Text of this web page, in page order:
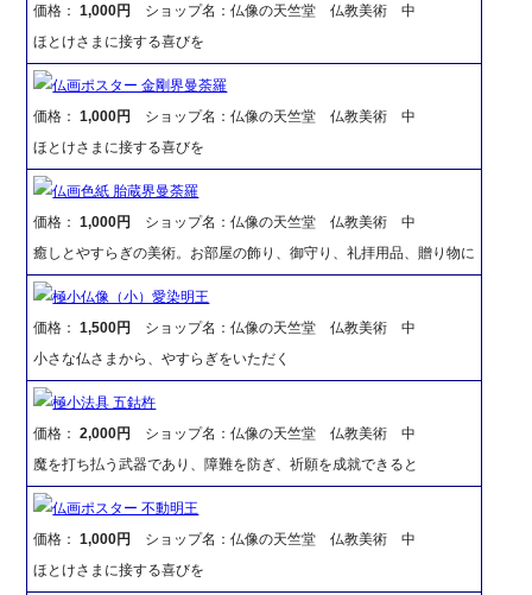
価格：1,000円
ショップ名：仏像の天竺堂 仏教美術 中
ほとけさまに接する喜びを
仏画ポスター 金剛界曼荼羅
価格：1,000円
ショップ名：仏像の天竺堂 仏教美術 中
ほとけさまに接する喜びを
仏画色紙 胎蔵界曼荼羅
価格：1,000円
ショップ名：仏像の天竺堂 仏教美術 中
癒しとやすらぎの美術。お部屋の飾り、御守り、礼拝用品、贈り物に
極小仏像（小）愛染明王
価格：1,500円
ショップ名：仏像の天竺堂 仏教美術 中
小さな仏さまから、やすらぎをいただく
極小法具 五鈷杵
価格：2,000円
ショップ名：仏像の天竺堂 仏教美術 中
魔を打ち払う武器であり、障難を防ぎ、祈願を成就できると
仏画ポスター 不動明王
価格：1,000円
ショップ名：仏像の天竺堂 仏教美術 中
ほとけさまに接する喜びを